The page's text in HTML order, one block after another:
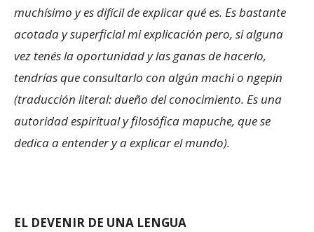
muchísimo y es difícil de explicar qué es. Es bastante
acotada y superficial mi explicación pero, si alguna
vez tenés la oportunidad y las ganas de hacerlo,
tendrías que consultarlo con algún machi o ngepin
(traducción literal: dueño del conocimiento. Es una
autoridad espiritual y filosófica mapuche, que se
dedica a entender y a explicar el mundo).
EL DEVENIR DE UNA LENGUA